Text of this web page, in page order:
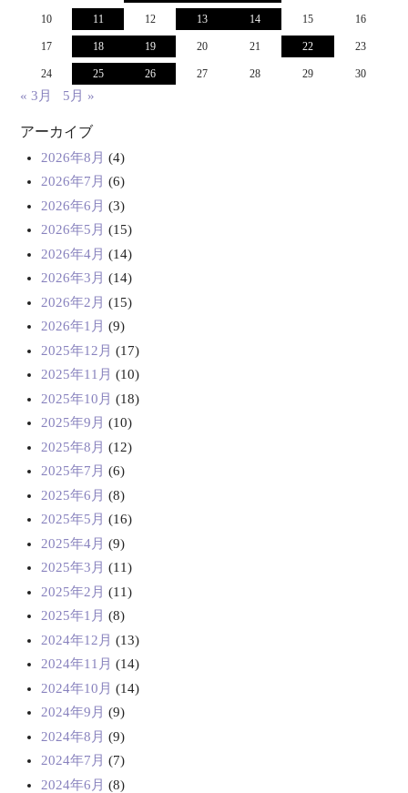
10 11 12 13 14 15 16
17 18 19 20 21 22 23
24 25 26 27 28 29 30
« 3月 5月 »
アーカイブ
2026年8月 (4)
2026年7月 (6)
2026年6月 (3)
2026年5月 (15)
2026年4月 (14)
2026年3月 (14)
2026年2月 (15)
2026年1月 (9)
2025年12月 (17)
2025年11月 (10)
2025年10月 (18)
2025年9月 (10)
2025年8月 (12)
2025年7月 (6)
2025年6月 (8)
2025年5月 (16)
2025年4月 (9)
2025年3月 (11)
2025年2月 (11)
2025年1月 (8)
2024年12月 (13)
2024年11月 (14)
2024年10月 (14)
2024年9月 (9)
2024年8月 (9)
2024年7月 (7)
2024年6月 (8)